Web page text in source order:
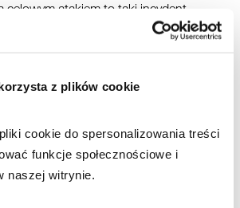
z plików cookie
cookie do spersonalizowania treści
funkcje społecznościowe i
naszej witrynie.
celowym atakiem to taki incydent
należy zgłosić do
lub telefonicznie
przez użytkownika
na jego infrastrukturę i po